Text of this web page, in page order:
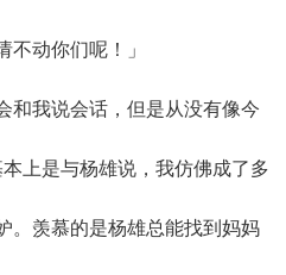
动你们呢！」
我说会话，但是从没有像今
上是与杨雄说，我仿佛成了多
。羡慕的是杨雄总能找到妈妈